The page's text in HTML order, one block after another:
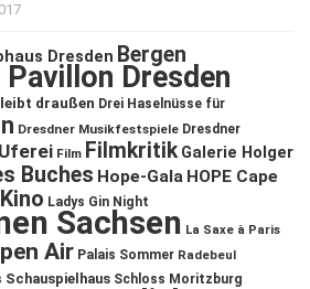
Dresden Bergen
Dresden
draußen Drei Haselnüsse für
Dresdner Musikfestspiele Dresdner
Film Filmkritik Galerie Holger
Buches Hope-Gala HOPE Cape
Kino Ladys Gin Night
Sachsen La Saxe à Paris
Air Palais Sommer Radebeul
Schauspielhaus Schloss Moritzburg